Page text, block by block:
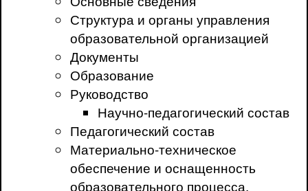
Структура и органы управления
образовательной организацией
Документы
Образование
Руководство
Научно-педагогический состав
Педагогический состав
Материально-техническое
обеспечение и оснащенность
образовательного процесса.